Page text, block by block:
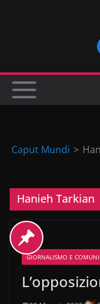
Caput Mundi >
Hanieh Tarkian
GIORNALISMO E